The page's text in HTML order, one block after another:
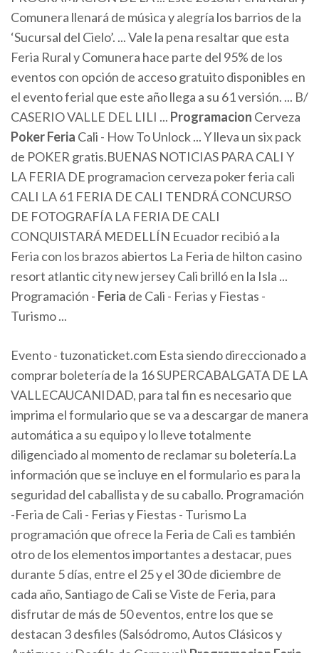
Comunera llenará de música y alegría los barrios de la
‘Sucursal del Cielo’. ... Vale la pena resaltar que esta
Feria Rural y Comunera hace parte del 95% de los
eventos con opción de acceso gratuito disponibles en
el evento ferial que este año llega a su 61 versión. ... B/
CASERIO VALLE DEL LILI ... Programacion Cerveza
PokerFeria Cali - How To Unlock ... Y lleva un six pack
de POKER gratis.BUENAS NOTICIAS PARA CALI Y
LA FERIA DE programacion cerveza poker feria cali
CALI LA 61 FERIA DE CALI TENDRÁ CONCURSO
DE FOTOGRAFÍA LA FERIA DE CALI
CONQUISTARÁ MEDELLÍN Ecuador recibió a la
Feria con los brazos abiertos La Feria de hilton casino
resort atlantic city new jersey Cali brilló en la Isla ...
Programación - Feria de Cali - Ferias y Fiestas -
Turismo ...
Evento - tuzonaticket.com Esta siendo direccionado a
comprar boletería de la 16 SUPERCABALGATA DE LA
VALLECAUCANIDAD, para tal fin es necesario que
imprima el formulario que se va a descargar de manera
automática a su equipo y lo lleve totalmente
diligenciado al momento de reclamar su boletería.La
información que se incluye en el formulario es para la
seguridad del caballista y de su caballo. Programación
-Feria de Cali - Ferias y Fiestas - Turismo La
programación que ofrece la Feria de Cali es también
otro de los elementos importantes a destacar, pues
durante 5 días, entre el 25 y el 30 de diciembre de
cada año, Santiago de Cali se Viste de Feria, para
disfrutar de más de 50 eventos, entre los que se
destacan 3 desfiles (Salsódromo, Autos Clásicos y